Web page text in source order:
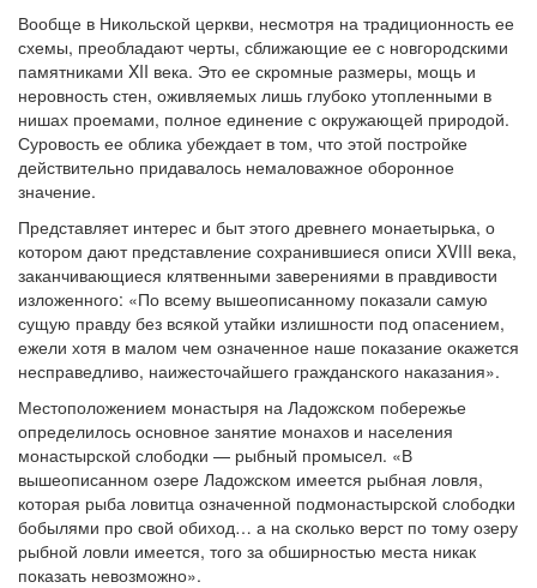
Вообще в Никольской церкви, несмотря на традиционность ее
схемы, преобладают черты, сближающие ее с новгородскими
памятниками XII века. Это ее скромные размеры, мощь и
неровность стен, оживляемых лишь глубоко утопленными в
нишах проемами, полное единение с окружающей природой.
Суровость ее облика убеждает в том, что этой постройке
действительно придавалось немаловажное оборонное
значение.
Представляет интерес и быт этого древнего монаетырька, о
котором дают представление сохранившиеся описи XVIII века,
заканчивающиеся клятвенными заверениями в правдивости
изложенного: «По всему вышеописанному показали самую
сущую правду без всякой утайки излишности под опасением,
ежели хотя в малом чем означенное наше показание окажется
несправедливо, наижесточайшего гражданского наказания».
Местоположением монастыря на Ладожском побережье
определилось основное занятие монахов и населения
монастырской слободки — рыбный промысел. «В
вышеописанном озере Ладожском имеется рыбная ловля,
которая рыба ловитца означенной подмонастырской слободки
бобылями про свой обиход… а на сколько верст по тому озеру
рыбной ловли имеется, того за обширностью места никак
показать невозможно».